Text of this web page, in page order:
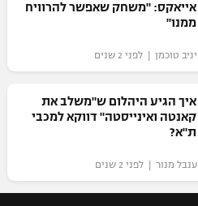
אייאקס: "משחק שאפשר להרוויח
ממנו"
יניב טוכמן | לפני 2 שנים
איך הגיע היהלום ש"משלב את
קאנטה ואינייסטה" דווקא למכבי
ת"א?
ענבל מנור | לפני 2 שנים